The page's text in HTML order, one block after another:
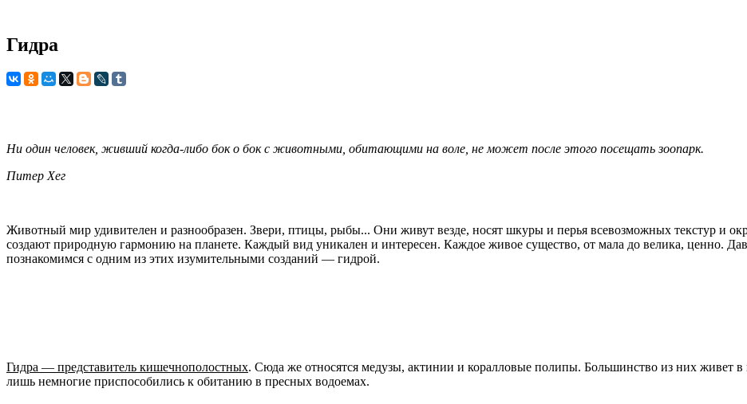
Гидра
Ни один человек, живший когда-либо бок о бок с животными, обитающими на воле, не может после этого посещать зоопарк.
Питер Хег
Животный мир удивителен и разнообразен. Звери, птицы, рыбы... Они живут везде, носят шкуры и перья всевозможных текстур и
создают природную гармонию на планете. Каждый вид уникален и интересен. Каждое живое существо, от мала до велика, ценно.
познакомимся с одним из этих изумительными созданий — гидрой.
Гидра — представитель кишечнополостных. Сюда же относятся медузы, актинии и коралловые полипы. Большинство из них живет в
лишь немногие приспособились к обитанию в пресных водоемах.